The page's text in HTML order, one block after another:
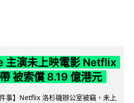
主演未上映電影 Netflix
被索償 8.19 億港元
事】Netflix 洛杉磯辦公室被竊，未上